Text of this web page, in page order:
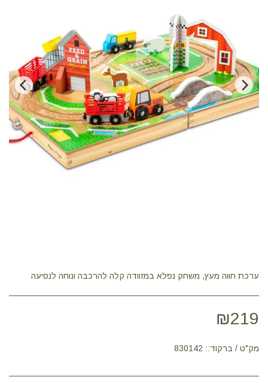
ערכת חווה מעץ, משחק נפלא במזוודה קלה להרכבה ונוחה לנסיעה
₪219
מק"ט / ברקוד:: 830142